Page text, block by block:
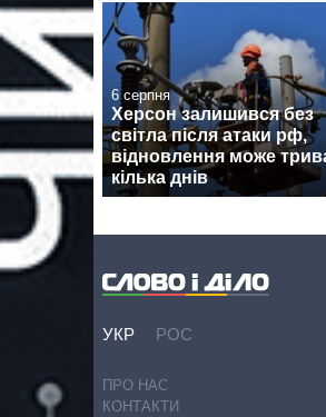
6 серпня
Херсон залишився без
світла після атаки рф,
відновлення може
кілька днів
УКР РОС
ПРО НАС
КОНТАКТИ